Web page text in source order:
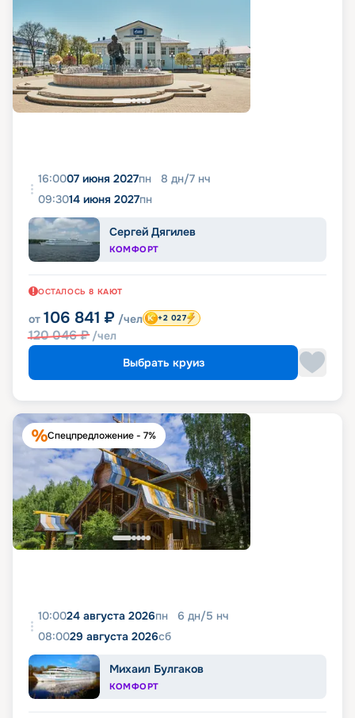
16:0007 июня 2027пн 8 дн/7 нч
09:3014 июня 2027пн
Сергей Дягилев
КОМФОРТ
ОСТАЛОСЬ 8 КАЮТ
от 106 841 ₽ /чел
120 046₽ /чел
+2 027
Выбрать круиз
Спецпредложение - 7%
10:0024 августа 2026пн 6 дн/5 нч
08:0029 августа 2026сб
Михаил Булгаков
КОМФОРТ